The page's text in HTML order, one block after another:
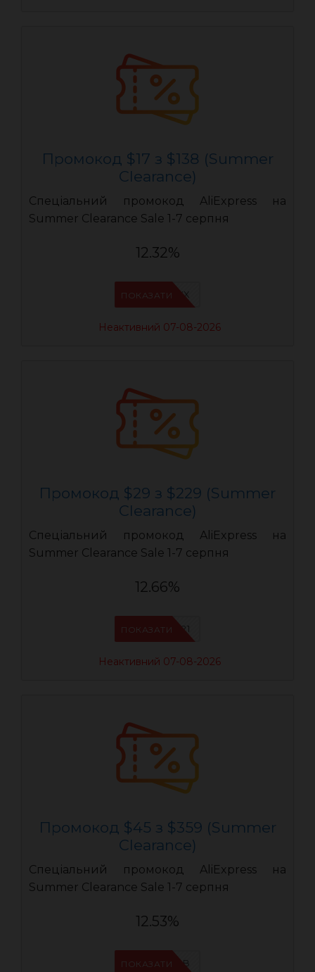
Промокод $17 з $138 (Summer
Clearance)
Спеціальний промокод AliExpress на
Summer Clearance Sale 1-7 серпня
12.32%
IFPAURWX
ПОКАЗАТИ
Неактивний 07-08-2026
Промокод $29 з $229 (Summer
Clearance)
Спеціальний промокод AliExpress на
Summer Clearance Sale 1-7 серпня
12.66%
IFPYLM21
ПОКАЗАТИ
Неактивний 07-08-2026
Промокод $45 з $359 (Summer
Clearance)
Спеціальний промокод AliExpress на
Summer Clearance Sale 1-7 серпня
12.53%
IFPIMPAB
ПОКАЗАТИ